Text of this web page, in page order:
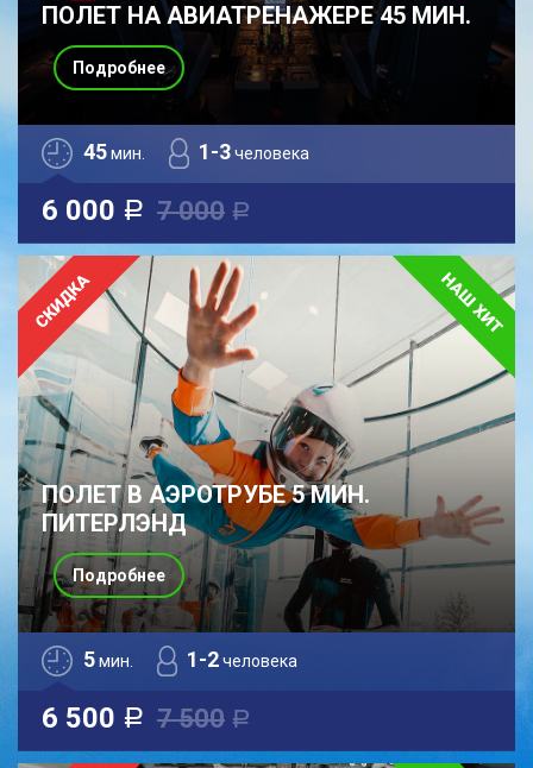
ПОЛЕТ НА АВИАТРЕНАЖЕРЕ 45 МИН.
45мин. 1-3человека
6 000 a 7 000 a
Подробнее
ПОЛЕТ В АЭРОТРУБЕ 5 МИН.
ПИТЕРЛЭНД
5мин. 1-2человека
6 500 a 7 500 a
Подробнее